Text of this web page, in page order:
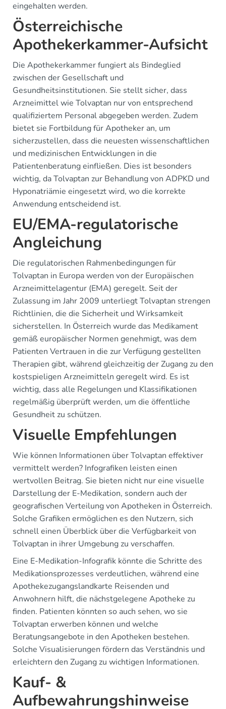
eingehalten werden.
Österreichische
Apothekerkammer-Aufsicht
Die Apothekerkammer fungiert als Bindeglied
zwischen der Gesellschaft und
Gesundheitsinstitutionen. Sie stellt sicher, dass
Arzneimittel wie Tolvaptan nur von entsprechend
qualifiziertem Personal abgegeben werden. Zudem
bietet sie Fortbildung für Apotheker an, um
sicherzustellen, dass die neuesten wissenschaftlichen
und medizinischen Entwicklungen in die
Patientenberatung einfließen. Dies ist besonders
wichtig, da Tolvaptan zur Behandlung von ADPKD und
Hyponatriämie eingesetzt wird, wo die korrekte
Anwendung entscheidend ist.
EU/EMA-regulatorische
Angleichung
Die regulatorischen Rahmenbedingungen für
Tolvaptan in Europa werden von der Europäischen
Arzneimittelagentur (EMA) geregelt. Seit der
Zulassung im Jahr 2009 unterliegt Tolvaptan strengen
Richtlinien, die die Sicherheit und Wirksamkeit
sicherstellen. In Österreich wurde das Medikament
gemäß europäischer Normen genehmigt, was dem
Patienten Vertrauen in die zur Verfügung gestellten
Therapien gibt, während gleichzeitig der Zugang zu den
kostspieligen Arzneimitteln geregelt wird. Es ist
wichtig, dass alle Regelungen und Klassifikationen
regelmäßig überprüft werden, um die öffentliche
Gesundheit zu schützen.
Visuelle Empfehlungen
Wie können Informationen über Tolvaptan effektiver
vermittelt werden? Infografiken leisten einen
wertvollen Beitrag. Sie bieten nicht nur eine visuelle
Darstellung der E-Medikation, sondern auch der
geografischen Verteilung von Apotheken in Österreich.
Solche Grafiken ermöglichen es den Nutzern, sich
schnell einen Überblick über die Verfügbarkeit von
Tolvaptan in ihrer Umgebung zu verschaffen.
Eine E-Medikation-Infografik könnte die Schritte des
Medikationsprozesses verdeutlichen, während eine
Apothekezugangslandkarte Reisenden und
Anwohnern hilft, die nächstgelegene Apotheke zu
finden. Patienten könnten so auch sehen, wo sie
Tolvaptan erwerben können und welche
Beratungsangebote in den Apotheken bestehen.
Solche Visualisierungen fördern das Verständnis und
erleichtern den Zugang zu wichtigen Informationen.
Kauf- &
Aufbewahrungshinweise